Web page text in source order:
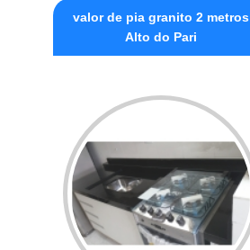
valor de pia granito 2 metros
Alto do Pari